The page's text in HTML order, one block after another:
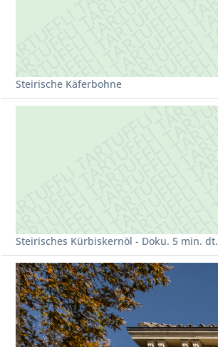
Steirische Käferbohne
Steirisches Kürbiskernöl - Doku. 5 min. dt.